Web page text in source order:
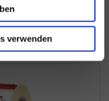
verwenden